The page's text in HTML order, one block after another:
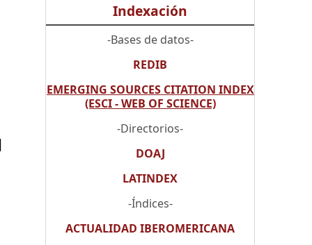
Indexación
-Bases de datos-
REDIB
EMERGING SOURCES CITATION INDEX
(ESCI - WEB OF SCIENCE)
-Directorios-
DOAJ
LATINDEX
-Índices-
ACTUALIDAD IBEROMERICANA